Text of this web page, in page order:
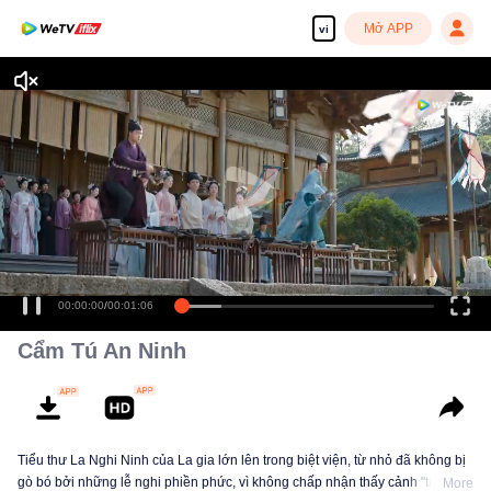
vi Mở APP
00:00:00/00:01:06
Cẩm Tú An Ninh
Tiểu thư La Nghi Ninh của La gia lớn lên trong biệt viện, từ nhỏ đã không bị
gò bó bởi những lễ nghi phiền phức, vì không chấp nhận thấy cảnh "tam ca"
More